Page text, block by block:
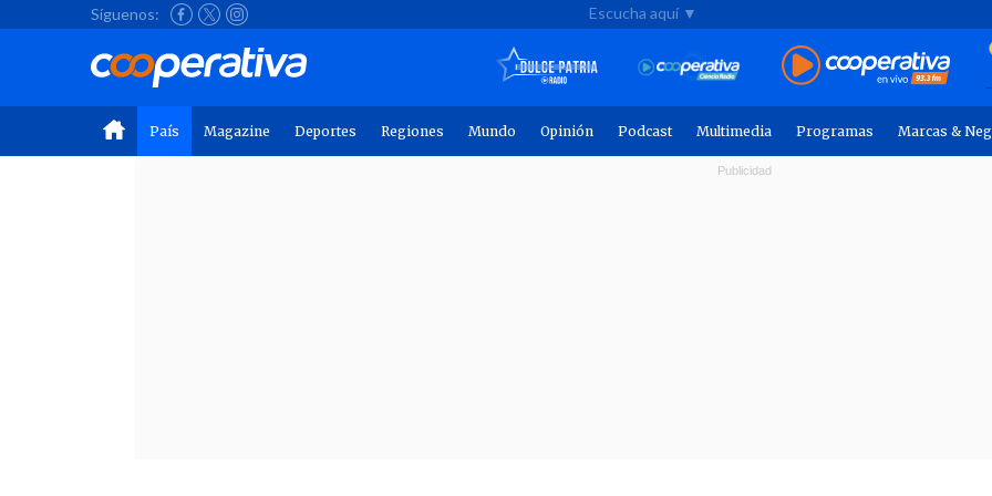
Síguenos: Escucha aquí ▼
País Magazine Deportes Regiones Mundo Opinión Podcast Multimedia Programas Marcas &